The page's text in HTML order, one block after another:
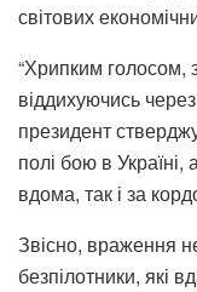
світових
“Хрипким
віддихуючись
президент
полі бою в Україні,
вдома, так і за
Звісно, враження
безпілотники, які